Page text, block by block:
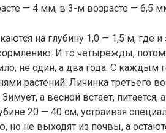
— 4 мм, в 3-м возрасте — 6,5
на глубину 1,0 — 1,5 м, где
И то четырежды,
не один, а два года. С каждым
растений. Личинка третьего
а весной встает,
20 — 40 см, устраивая
не выходят из почвы, а